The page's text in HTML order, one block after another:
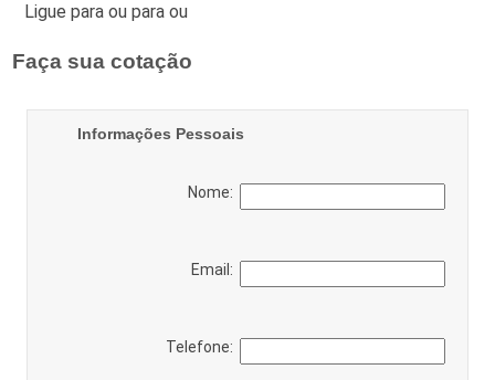
Ligue paraou paraou
Faça sua cotação
Informações Pessoais
Nome:
Email:
Telefone: